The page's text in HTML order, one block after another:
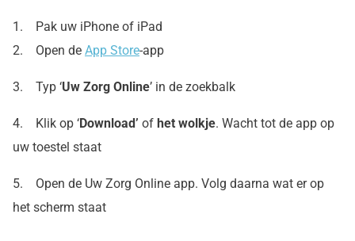
1. Pak uw iPhone of iPad
2. Open de App Store-app
3. Typ ‘Uw Zorg Online’ in de zoekbalk
4. Klik op ‘Download’ of het wolkje. Wacht tot de app op
uw toestel staat
5. Open de Uw Zorg Online app. Volg daarna wat er op
het scherm staat